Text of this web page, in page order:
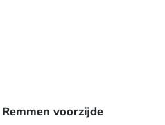
Remmen voorzijde